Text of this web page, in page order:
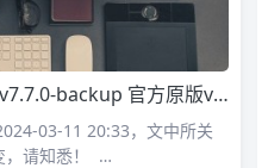
backup 官方原版v7.7.0版本面板备份
03-11 20:33，文中所关
，请知悉！ …